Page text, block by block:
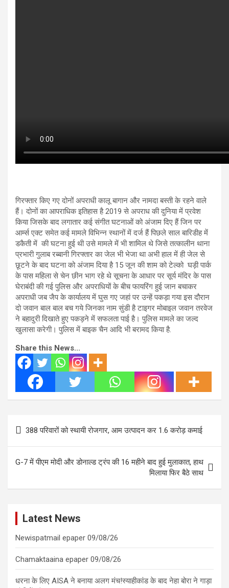
गिरफ्तार किए गए दोनों अपराधी कालू बागान और नामदा बस्ती के रहने वाले
हैं। दोनों का आपराधिक इतिहास है 2019 से अपराध की दुनिया में प्रवेश
किया जिसके बाद लगातार कई संगीत घटनाओं को अंजाम दिए हैं जिन पर
आर्म्स एक्ट समेत कई मामले विभिन्न स्थानों में दर्ज हैं पिछले साल बारिडीह में
डकैती में की घटना हुई थी उसे मामले में भी शामिल थे जिसे तत्कालीन थाना
प्रभारी गुलाब रब्बानी गिरफ्तार का जेल भी भेजा था अभी हाल में ही जेल से
छूटने के बाद घटना को अंजाम दिया है 15 जून की शाम को टेल्को घड़ी पार्क
के पास महिला से चेन छीन भाग रहे थे सूचना के आधार पर सूर्य मंदिर के पास
घेराबंदी की गई पुलिस और अपराधियों के बीच फायरिंग हुई जान बचाकर
अपराधी जब जैप के कार्यालय में घुस गए जहां पर उन्हें पकड़ा गया इस दौरान
दो जवान बाल बाल बच गये जिनका नाम सुंडी है टाइगर मोबाइल जवान तरवेज
ने बहादुरी दिखाते हुए पकड़ने में सफलता पाई है। पुलिस मामले का जल्द
खुलासा करेगी। पुलिस में बाइक चैन आदि भी बरामद किया है.
Share this News...
388 परिवारों को स्थायी रोजगार, आम उत्पादन कर 1.6 करोड़ कमाई
G-7 में पीएम मोदी और डोनाल्ड ट्रंप की 16 महीने बाद हुई मुलाकात, हाथ
मिलाया फिर बैठे साथ
Latest News
Newispatmail epaper 09/08/26
Chamaktaaina epaper 09/08/26
धरना के लिए AISA ने बनाया अलग मंच!स्याहीकांड के बाद नेहा बोरा ने गाड़ा